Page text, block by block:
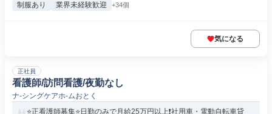
制服あり 業界未経験歓迎 +34個
気になる
正社員
看護師/訪問看護/夜勤なし
ナ-シングケアホ-ムおとく
⭐正看護師募集⭐日勤のみで月給25万円以上❗️社用車・電動自転車貸